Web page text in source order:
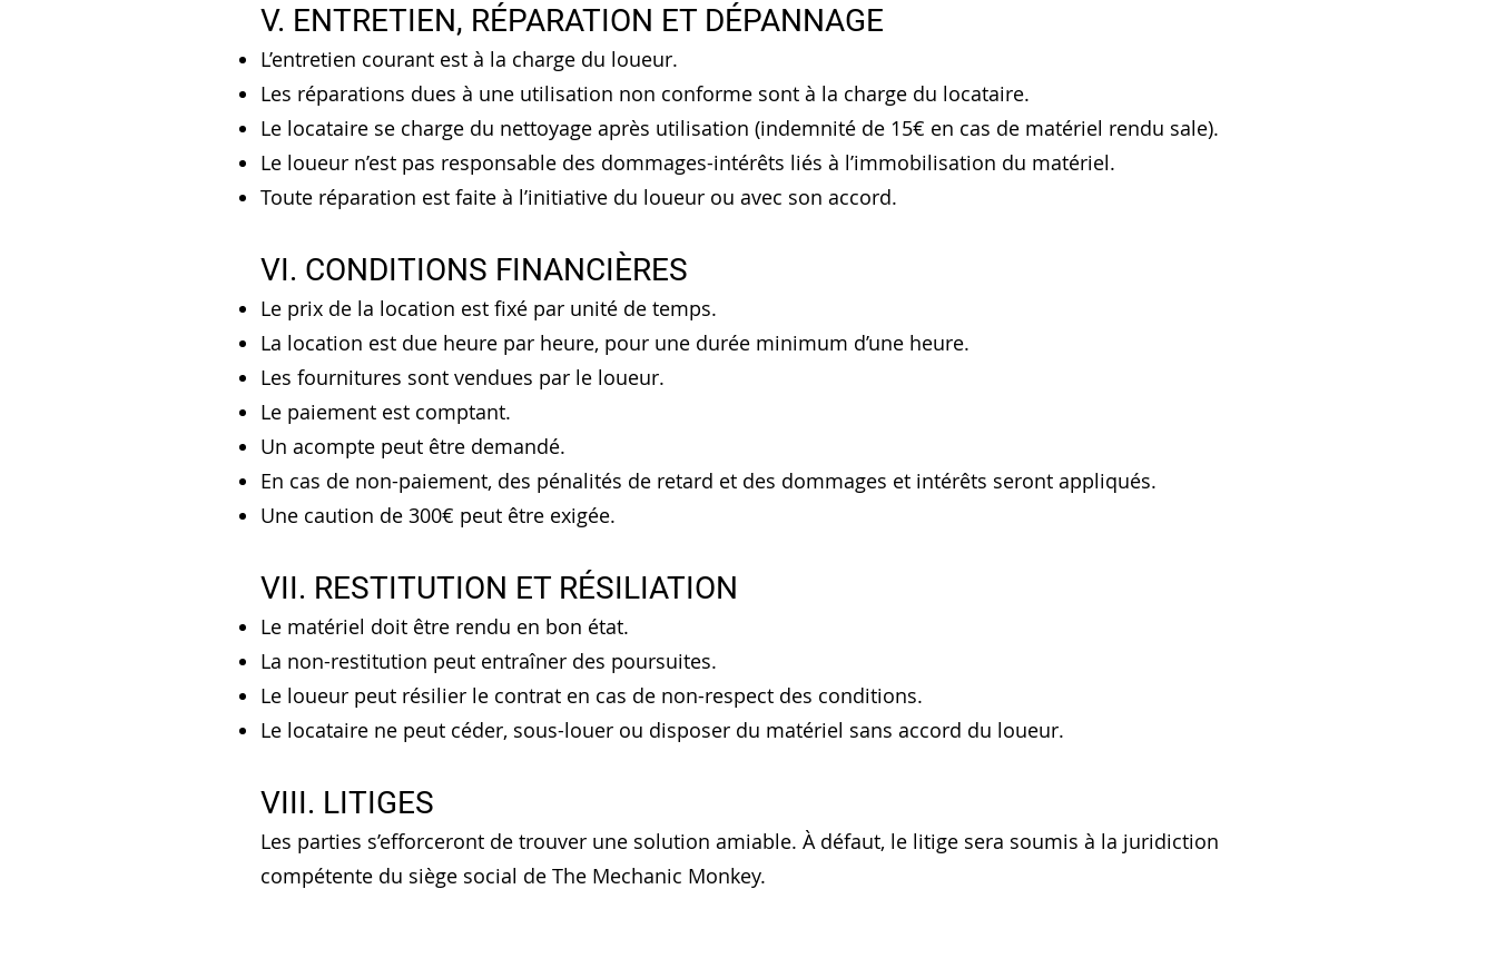
V. ENTRETIEN, RÉPARATION ET DÉPANNAGE
L’entretien courant est à la charge du loueur.
Les réparations dues à une utilisation non conforme sont à la charge du locataire.
Le locataire se charge du nettoyage après utilisation (indemnité de 15€ en cas de matériel rendu sale).
Le loueur n’est pas responsable des dommages-intérêts liés à l’immobilisation du matériel.
Toute réparation est faite à l’initiative du loueur ou avec son accord.
VI. CONDITIONS FINANCIÈRES
Le prix de la location est fixé par unité de temps.
La location est due heure par heure, pour une durée minimum d’une heure.
Les fournitures sont vendues par le loueur.
Le paiement est comptant.
Un acompte peut être demandé.
En cas de non-paiement, des pénalités de retard et des dommages et intérêts seront appliqués.
Une caution de 300€ peut être exigée.
VII. RESTITUTION ET RÉSILIATION
Le matériel doit être rendu en bon état.
La non-restitution peut entraîner des poursuites.
Le loueur peut résilier le contrat en cas de non-respect des conditions.
Le locataire ne peut céder, sous-louer ou disposer du matériel sans accord du loueur.
VIII. LITIGES
Les parties s’efforceront de trouver une solution amiable. À défaut, le litige sera soumis à la juridiction
compétente du siège social de The Mechanic Monkey.